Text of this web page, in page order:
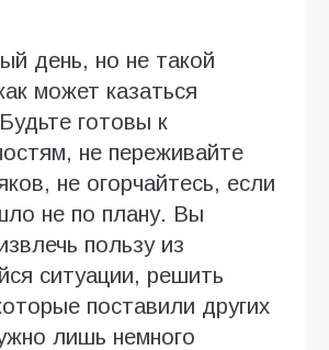
день, но не такой
может казаться
готовы к
не переживайте
не огорчайтесь, если
не по плану. Вы
пользу из
ситуации, решить
поставили других
лишь немного